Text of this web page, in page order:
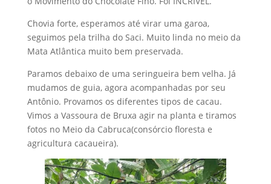
Chovia forte, esperamos até virar uma garoa,
seguimos pela trilha do Saci. Muito linda no meio da
Mata Atlântica muito bem preservada.
Paramos debaixo de uma seringueira bem velha. Já
mudamos de guia, agora acompanhadas por seu
Antônio. Provamos os diferentes tipos de cacau.
Vimos a Vassoura de Bruxa agir na planta e tiramos
fotos no Meio da Cabruca(consórcio floresta e
agricultura cacaueira).